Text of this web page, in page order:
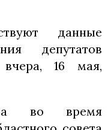
данные
депутатов
16 мая,
во время